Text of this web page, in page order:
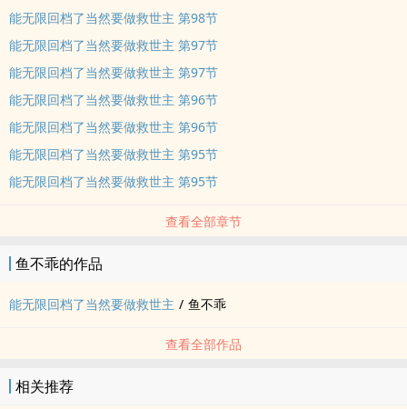
能无限回档了当然要做救世主 第98节
能无限回档了当然要做救世主 第97节
能无限回档了当然要做救世主 第97节
能无限回档了当然要做救世主 第96节
能无限回档了当然要做救世主 第96节
能无限回档了当然要做救世主 第95节
能无限回档了当然要做救世主 第95节
查看全部章节
鱼不乖的作品
能无限回档了当然要做救世主 / 鱼不乖
查看全部作品
相关推荐